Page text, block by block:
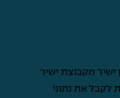
ישיר מקבוצת ישיר
לקבל את נתוני